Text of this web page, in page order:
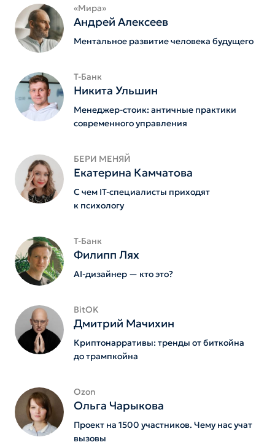
«Мира»
Андрей Алексеев
Ментальное развитие человека будущего
Т-Банк
Никита Ульшин
Менеджер-стоик: античные практики
современного управления
БЕРИ МЕНЯЙ
Екатерина Камчатова
С чем IT-специалисты приходят
к психологу
Т-Банк
Филипп Лях
AI-дизайнер — кто это?
BitOK
Дмитрий Мачихин
Криптонарративы: тренды от биткойна
до трампкойна
Ozon
Ольга Чарыкова
Проект на 1500 участников. Чему нас учат
вызовы